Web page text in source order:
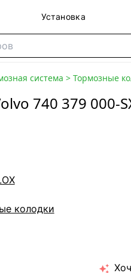
Установка
система > Тормозные
740 379 000-
колодки
